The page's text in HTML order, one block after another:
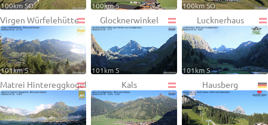
100km SO 100km S 100km SO
Virgen Würfelehütte
101km S
Glocknerwinkel
101km S
Lucknerhaus
101km S
Matrei Hintereggkogel Kals Hausberg